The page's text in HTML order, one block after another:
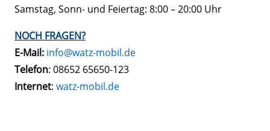
Samstag, Sonn- und Feiertag: 8:00 – 20:00 Uhr
NOCH FRAGEN?
E-Mail: info@watz-mobil.de
Telefon: 08652 65650-123
Internet: watz-mobil.de